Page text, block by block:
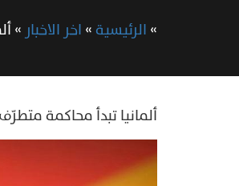
»الرئيسية»اخر الاخبار »
ألمانيا تبدأ محاكمة